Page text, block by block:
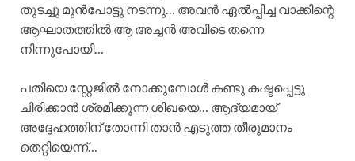
തുടച്ചു മുൻപോട്ടു നടന്നു… അവൻ ഏൽപ്പിച്ച വാക്കിന്റെ
ആഘാതത്തിൽ ആ അച്ചൻ അവിടെ തന്നെ
നിന്നുപോയി…
പതിയെ സ്റ്റേജിൽ നോക്കുമ്പോൾ കണ്ടു കഷ്ടപ്പെട്ടു
ചിരിക്കാൻ ശ്രമിക്കുന്ന ശിഖയെ… ആദ്യമായ്
അദ്ദേഹത്തിന് തോന്നി താൻ എടുത്ത തീരുമാനം
തെറ്റിയെന്ന്…